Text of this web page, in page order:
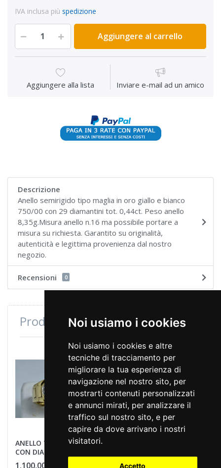
Noi usiamo i cookies
Noi usiamo i cookies e altre
tecniche di tracciamento per
migliorare la tua esperienza di
navigazione nel nostro sito, per
mostrarti contenuti personalizzati
e annunci mirati, per analizzare il
traffico sul nostro sito, e per
capire da dove arrivano i nostri
visitatori.
Accetto
IVA inclusa più spedizione
Aggiungere al carrello
Aggiungere alla lista Inviare e-mail ad un amico
Descrizione
Anello semirigido tipo maglia in oro giallo e bianco
750/00 con 29 diamantini tot. 0,44ct. Peso anello
8,35g.Misura anello n.16 ma possibile portare a
misura su richiesta. Garantito su originalità,
autenticità e legittima provenienza dal nostro
negozio.
Recensioni 0
Prodotti consultati di recente
ANELLO TIPO "MAGLIA"
CON DIAMANTINI
1.100,00 €